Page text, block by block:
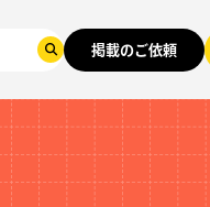
掲載のご依頼